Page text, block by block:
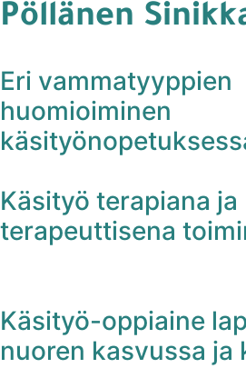
Pöllänen
Eri vammatyyppien
huomioiminen
Käsityö terapiana ja
terapeuttisena
Käsityö-oppiaine
nuoren kasvussa ja